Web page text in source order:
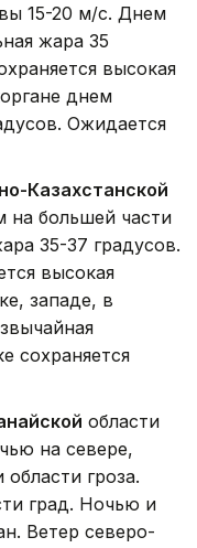
15-20 м/с. Днем
жара 35
высокая
днем
Ожидается
Казахстанской
на большей части
35-37 градусов.
высокая
западе, в
сохраняется
области
на севере,
гроза.
град. Ночью и
Ветер северо-